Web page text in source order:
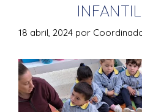
18 abril, 2024 por